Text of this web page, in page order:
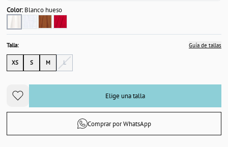
Color:Blanco hueso
Talla: Guía de tallas
XS S M L
Elige una talla
Comprar por WhatsApp